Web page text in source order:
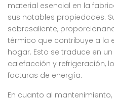
material esencial en la
sus notables propiedades.
sobresaliente,
térmico que contribuye a la
hogar. Esto se traduce en
calefacción y refrigeración,
facturas de energía.
En cuanto al